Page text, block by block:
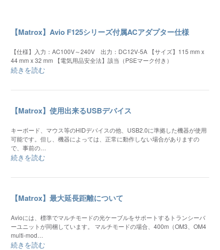
【Matrox】Avio F125シリーズ付属ACアダプター仕様
【仕様】入力：AC100V～240V 出力：DC12V-5A 【サイズ】115 mm x
44 mm x 32 mm 【電気用品安全法】該当（PSEマーク付き）
続きを読む
【Matrox】使用出来るUSBデバイス
キーボード、マウス等のHIDデバイスの他、USB2.0に準拠した機器が使用
可能です。但し、機器によっては、正常に動作しない場合がありますの
で、事前の…
続きを読む
【Matrox】最大延長距離について
Avioには、標準でマルチモードの光ケーブルをサポートするトランシーバ
ーユニットが同梱しています。 マルチモードの場合、400m（OM3、OM4
multi-mod…
続きを読む